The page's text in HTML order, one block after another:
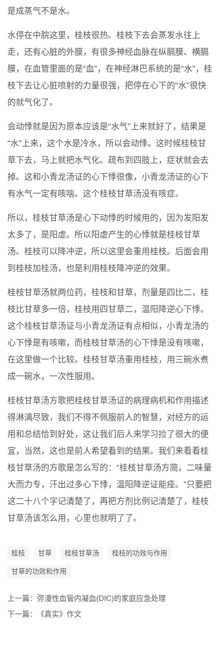
是成蒸气不是水。
水停在中脘这里，桂枝很热。桂枝下去会蒸发水往上
走，还有心脏的外膜，有很多神经血脉在纵膈膜、横膈
膜，在血管里面的是“血”，在神经淋巴系统的是“水”，桂
枝下去让心脏喷射的力量很强，把停在心下的“水”很快
的就气化了。
会动悸就是因为原本应该是“水气”上来就好了，结果是
“水”上来，这个水是冷水，所以会动悸。这时候桂枝甘
草下去，马上就把水气化。疏布到四肢上，症状就会去
掉。这和小青龙汤证的心下悸很像，小青龙汤证的心下
有水气一定有咳喘。这个桂枝甘草汤没有咳症。
所以，桂枝甘草汤是心下动悸的时候用的，因为发阳发
太多了，是阳虚。所以阳虚产生的心悸就是桂枝甘草
汤。桂枝可以降冲逆，所以这里会重用桂枝。后面会用
到桂枝加桂汤，也是利用桂枝降冲逆的效果。
桂枝甘草汤就两位药，桂枝和甘草，剂量是四比二，桂
枝比甘草多一倍，桂枝用四甘草二，温阳降逆心下悸。
这个桂枝甘草汤证与小青龙汤证有点相似，小青龙汤的
心下悸是有咳嗽，而桂枝甘草汤的心下悸是没有咳嗽，
在这里做一个比较。桂枝甘草汤重用桂枝，用三碗水煮
成一碗水，一次性服用。
桂枝甘草汤方歌把桂枝甘草汤证的病理病机和作用描述
得淋漓尽致，我们不得不佩服前人的智慧，对经方的运
用和总结恰到好处，这让我们后人来学习捡了很大的便
宜，当然，这也是前人希望看到的结果。我们来看看桂
枝甘草汤的方歌是怎么写的：“桂枝甘草汤方简，二味量
大而力专，汗出过多心下悸，温阳降逆证能痊。”只要把
这二十八个字记清楚了，再把方剂比例记清楚了，桂枝
甘草汤该怎么用，心里也就明了了。
桂枝 甘草 桂枝甘草汤 桂枝的功效与作用
甘草的功效和作用
上一篇： 弥漫性血管内凝血(DIC)的家庭应急处理
下一篇：
《真实》作文